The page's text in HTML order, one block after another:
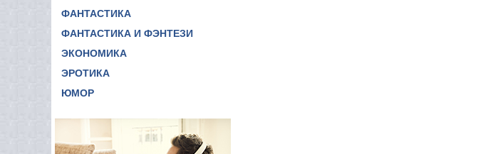
ФАНТАСТИКА
ФАНТАСТИКА И ФЭНТЕЗИ
ЭКОНОМИКА
ЭРОТИКА
ЮМОР